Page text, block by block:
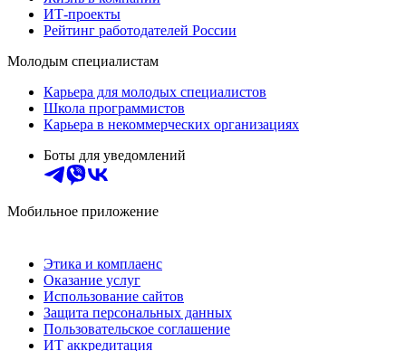
ИТ-проекты
Рейтинг работодателей России
Молодым специалистам
Карьера для молодых специалистов
Школа программистов
Карьера в некоммерческих организациях
Боты для уведомлений
Мобильное приложение
Этика и комплаенс
Оказание услуг
Использование сайтов
Защита персональных данных
Пользовательское соглашение
ИТ аккредитация